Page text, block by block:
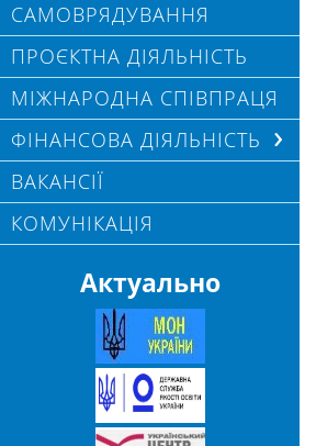
САМОВРЯДУВАННЯ
ПРОЄКТНА ДІЯЛЬНІСТЬ
МІЖНАРОДНА СПІВПРАЦЯ
ФІНАНСОВА ДІЯЛЬНІСТЬ
ВАКАНСІЇ
КОМУНІКАЦІЯ
Актуально